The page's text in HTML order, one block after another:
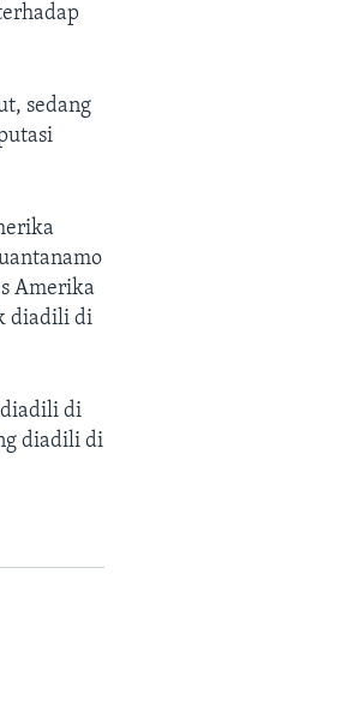
sedang
Amerika
diadili di
diadili di
diadili di